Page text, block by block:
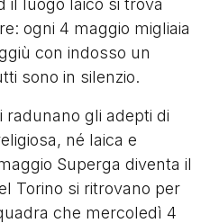
il luogo laico si trova
ogni 4 maggio migliaia
con indosso un
sono in silenzio.
radunano gli adepti di
né laica e
Superga diventa il
Torino si ritrovano per
che mercoledì 4